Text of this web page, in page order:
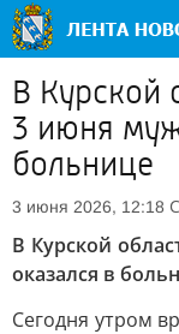
В Курской
3 июня
больнице
3 июня 2026, 12:18
В Курской
оказался в
Сегодня утром